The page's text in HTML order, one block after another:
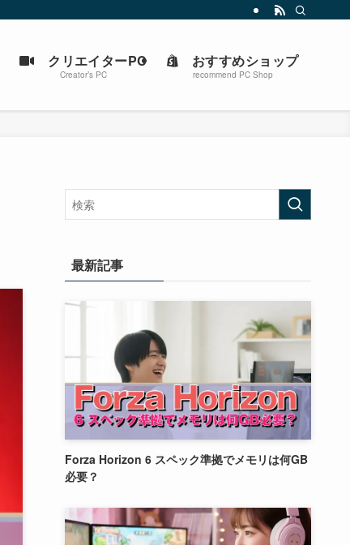
クリエイターPC
Creator’s PC
おすすめショップ
recommend PC Shop
最新記事
Forza Horizon 6 スペック準拠でメモリは何GB
必要？